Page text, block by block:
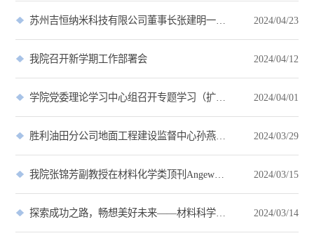
2024/04/23
我院召开新学期工作部署会 2024/04/12
2024/04/01
2024/03/29
2024/03/15
2024/03/14